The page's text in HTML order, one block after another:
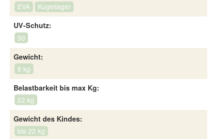
EVA
Kugellager
UV-Schutz:
50
Gewicht:
8 kg
Belastbarkeit bis max Kg:
22 kg
Gewicht des Kindes:
bis 22 kg